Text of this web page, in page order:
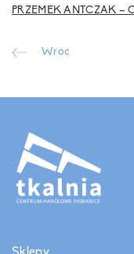
PRZEMEK ANTCZAK –
Wróć